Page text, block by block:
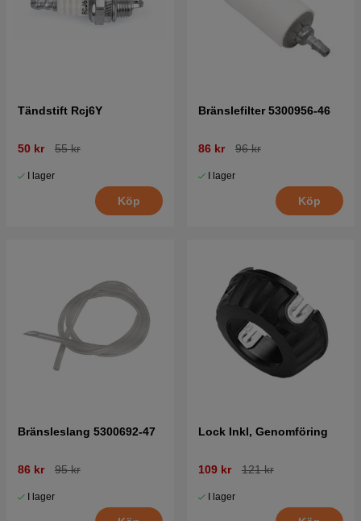
Tändstift Rcj6Y
50 kr 55 kr
I lager
Köp
Bränslefilter 5300956-46
86 kr 96 kr
I lager
Köp
Bränsleslang 5300692-47
86 kr 95 kr
I lager
Lock Inkl, Genomföring
109 kr 121 kr
I lager